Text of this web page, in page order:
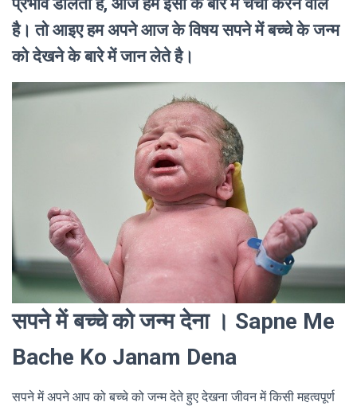
प्रभाव डालता है, आज हम इसी के बारे में चर्चा करने वाले
है। तो आइए हम अपने आज के विषय सपने में बच्चे के जन्म
को देखने के बारे में जान लेते है।
सपने में बच्चे को जन्म देना । Sapne Me
Bache Ko Janam Dena
सपने में अपने आप को बच्चे को जन्म देते हुए देखना जीवन में किसी महत्वपूर्ण